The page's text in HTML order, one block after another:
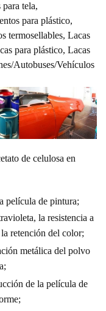
tela,
para plástico,
termosellables, Lacas
para plástico, Lacas
Autobuses/Vehículos
de celulosa en
película de pintura;
la resistencia a
retención del color;
metálica del polvo
de la película de